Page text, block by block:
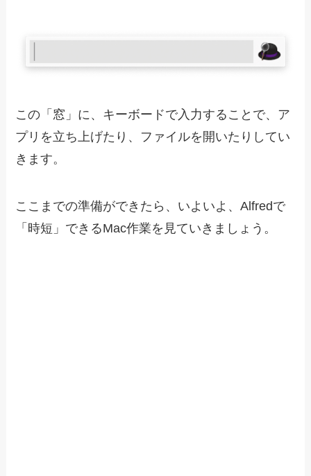
この「窓」に、キーボードで入力することで、ア
プリを立ち上げたり、ファイルを開いたりしてい
きます。
ここまでの準備ができたら、いよいよ、Alfredで
「時短」できるMac作業を見ていきましょう。